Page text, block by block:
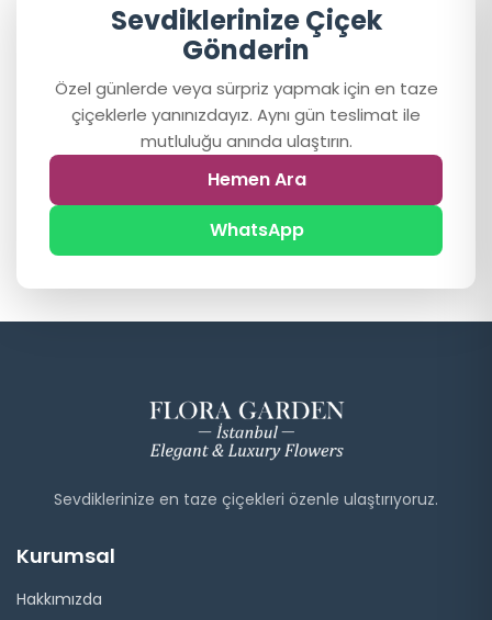
Sevdiklerinize Çiçek
Gönderin
Özel günlerde veya sürpriz yapmak için en taze
çiçeklerle yanınızdayız. Aynı gün teslimat ile
mutluluğu anında ulaştırın.
Hemen Ara
WhatsApp
Sevdiklerinize en taze çiçekleri özenle ulaştırıyoruz.
Kurumsal
Hakkımızda